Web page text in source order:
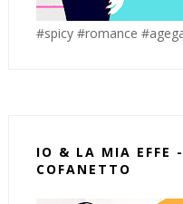
#spicy #romance
IO & LA MIA EFFE
COFANETTO